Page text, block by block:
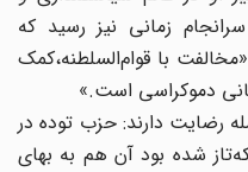
زمانی نیز رسید که
با قوام‌السلطنه،‌کمک
دموکراسی است.»
دارند: حزب توده در
شده بود آن هم به بهای